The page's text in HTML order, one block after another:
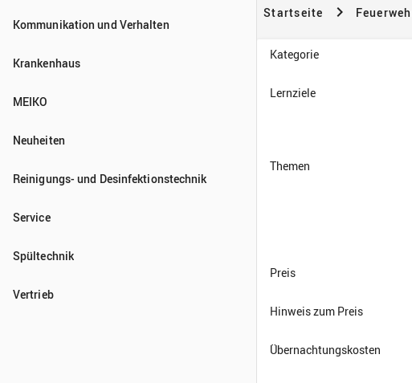
Kommunikation und Verhalten
Krankenhaus
MEIKO
Neuheiten
Reinigungs- und Desinfektionstechnik
Service
Spültechnik
Vertrieb